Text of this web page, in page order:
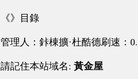
《》目錄
管理人：鉲棟擴·杜酷德刷速：
請記住本站域名: 黃金屋